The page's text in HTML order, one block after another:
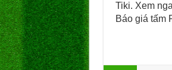
Tiki. Xem
Báo giá tấm